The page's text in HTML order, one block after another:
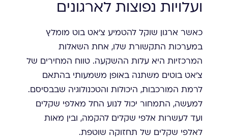
ועלויות נפוצות לארגונים
כאשר ארגון שוקל להטמיע צ'אט בוט מומלץ
במערכות התקשורת שלו, אחת השאלות
המרכזיות היא עלות ההשקעה. טווח המחירים של
צ'אט בוטים משתנה באופן משמעותי בהתאם
לרמת המורכבות, היכולות והטכנולוגיה שבבסיסם.
למעשה, התמחור יכול לנוע החל מאלפי שקלים
ועד לעשרות אלפי שקלים להקמה, ובין מאות
לאלפי שקלים של תחזוקה שוטפת.